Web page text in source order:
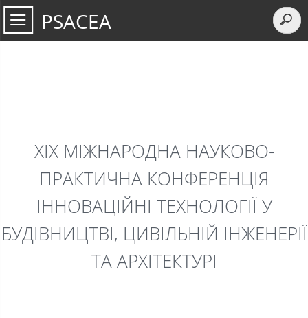
PSACEA
XIX МІЖНАРОДНА НАУКОВО-
ПРАКТИЧНА КОНФЕРЕНЦІЯ
ІННОВАЦІЙНІ ТЕХНОЛОГІЇ У
БУДІВНИЦТВІ, ЦИВІЛЬНІЙ ІНЖЕНЕРІЇ
ТА АРХІТЕКТУРІ